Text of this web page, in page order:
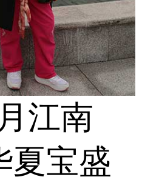
江南
夏宝盛